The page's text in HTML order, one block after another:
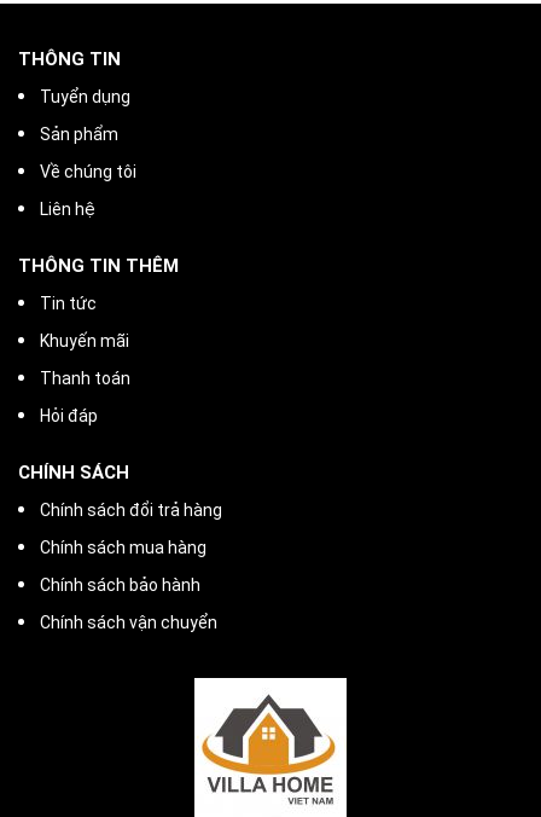
THÔNG TIN
Tuyển dụng
Sản phẩm
Về chúng tôi
Liên hệ
THÔNG TIN THÊM
Tin tức
Khuyến mãi
Thanh toán
Hỏi đáp
CHÍNH SÁCH
Chính sách đổi trả hàng
Chính sách mua hàng
Chính sách bảo hành
Chính sách vận chuyển